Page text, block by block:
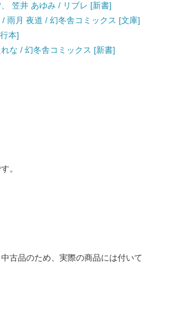
笠井 あゆみ / リブレ [新書]
雨月 夜道 / 幻冬舎コミックス [文庫]
本]
な / 幻冬舎コミックス [新書]
。
古品のため、実際の商品には付いて